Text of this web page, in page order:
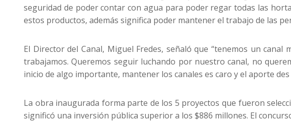
seguridad de poder contar con agua para poder regar todas las
estos productos, además significa poder mantener el trabajo de las
El Director del Canal, Miguel Fredes, señaló que “tenemos un
trabajamos. Queremos seguir luchando por nuestro canal, no
inicio de algo importante, mantener los canales es caro y el aporte
La obra inaugurada forma parte de los 5 proyectos que fueron
significó una inversión pública superior a los $886 millones. El